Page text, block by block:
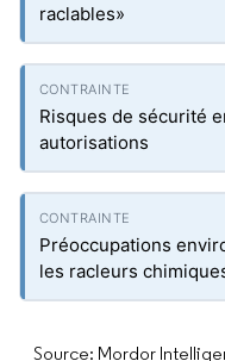
raclables»
Risques de sécurité
autorisations
Préoccupations
les racleurs
Source: Mordor